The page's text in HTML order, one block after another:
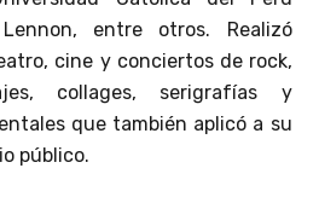
entre otros. Realizó
cine y conciertos de rock,
collages, serigrafías y
que también aplicó a su
público.